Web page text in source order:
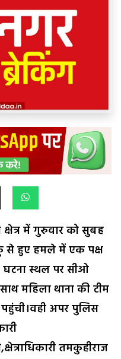
में गुरुवार को सुबह
से हुए हमले में एक पक्ष
स्थल पर सीओ
महिला थाना की टीम
अपर पुलिस
तमकुहीराज